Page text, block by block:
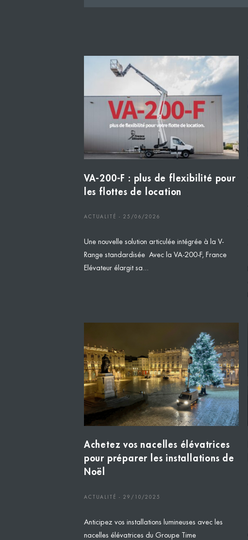
VA-200-F : plus de flexibilité pour
les flottes de location
ACTUALITÉ - 25/06/2026
Une nouvelle solution articulée intégrée à la V-
Range standardisée Avec la VA-200-F, France
Elévateur élargit sa...
Achetez vos nacelles élévatrices
pour préparer les installations de
Noël
ACTUALITÉ - 29/10/2025
Anticipez vos installations lumineuses avec les
nacelles élévatrices du Groupe Time